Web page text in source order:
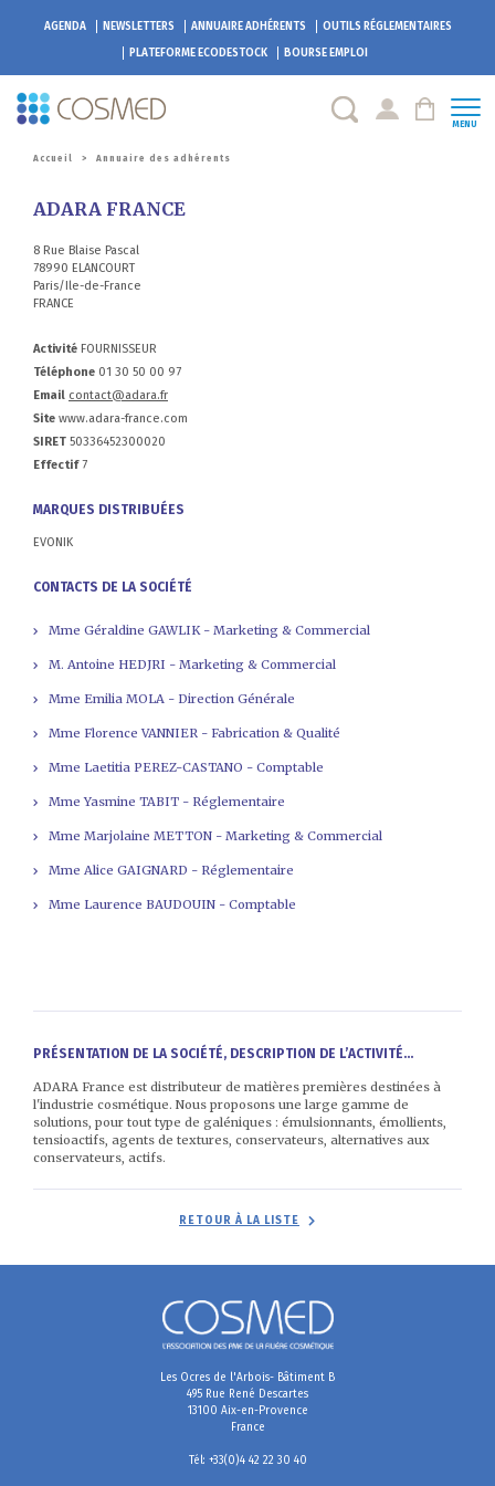
AGENDA NEWSLETTERS ANNUAIRE ADHÉRENTS
OUTILS RÉGLEMENTAIRES
PLATEFORMEECODESTOCK BOURSE EMPLOI
MENU
Accueil > Annuaire des adhérents
ADARA FRANCE
8 Rue Blaise Pascal
78990 ELANCOURT
Paris/Ile-de-France
FRANCE
Activité FOURNISSEUR
Téléphone 01 30 50 00 97
Email contact@adara.fr
Site www.adara-france.com
SIRET 50336452300020
Effectif7
MARQUES DISTRIBUÉES
EVONIK
CONTACTS DE LA SOCIÉTÉ
Mme Géraldine GAWLIK - Marketing & Commercial
M. Antoine HEDJRI - Marketing & Commercial
Mme Emilia MOLA - Direction Générale
Mme Florence VANNIER - Fabrication & Qualité
Mme Laetitia PEREZ-CASTANO - Comptable
Mme Yasmine TABIT - Réglementaire
Mme Marjolaine METTON - Marketing & Commercial
Mme Alice GAIGNARD - Réglementaire
Mme Laurence BAUDOUIN - Comptable
PRÉSENTATION DE LA SOCIÉTÉ, DESCRIPTION DE L’ACTIVITÉ...
ADARA France est distributeur de matières premières destinées à
l'industrie cosmétique. Nous proposons une large gamme de
solutions, pour tout type de galéniques : émulsionnants, émollients,
tensioactifs, agents de textures, conservateurs, alternatives aux
conservateurs, actifs.
RETOUR À LA LISTE
Les Ocres de l'Arbois- Bâtiment B
495 Rue René Descartes
13100 Aix-en-Provence
France
Tél: +33(0)4 42 22 30 40